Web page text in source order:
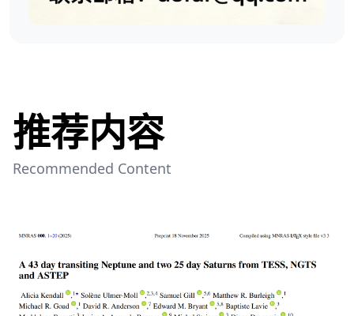
推荐内容
Recommended Content